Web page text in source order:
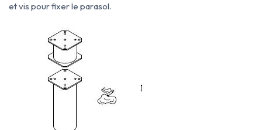
et vis pour fixer le parasol.